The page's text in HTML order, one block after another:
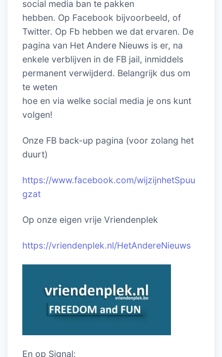
social media ban te pakken
hebben. Op Facebook bijvoorbeeld, of
Twitter. Op Fb hebben we dat ervaren. De
pagina van Het Andere Nieuws is er, na
enkele verblijven in de FB jail, inmiddels
permanent verwijderd. Belangrijk dus om
te weten
hoe en via welke social media je ons kunt
volgen!
Onze FB back-up pagina (voor zolang het
duurt)
https://www.facebook.com/wijzijnhetSpuu
gzat
Op onze eigen vrije Vriendenplek
https://vriendenplek.nl/HetAndereNieuws
En op Signal: